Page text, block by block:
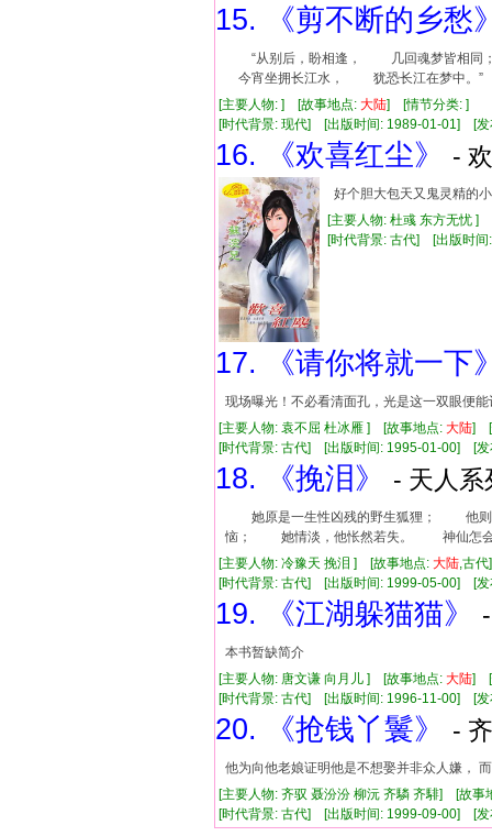
15. 《剪不断的乡愁
“从别后，盼相逢， 几回魂梦皆相
今宵坐拥长江水， 犹恐长江在梦中。”
[主要人物: ] [故事地点: 大陆] [情节分类: ]
[时代背景: 现代] [出版时间: 1989-01-01] [
16. 《欢喜红尘》 -
好个胆大包天又鬼灵精的
[主要人物: 杜彧 东方无忧 ]
[时代背景: 古代] [出版时
17. 《请你将就一下
现场曝光！不必看清面孔，光是这一双眼
[主要人物: 袁不屈 杜冰雁 ] [故事地点: 大陆] [
[时代背景: 古代] [出版时间: 1995-01-00] [
18. 《挽泪》 - 天人
她原是一生性凶残的野生狐狸； 他
恼； 她情淡，他怅然若失。 神仙怎会
[主要人物: 冷豫天 挽泪 ] [故事地点: 大陆,古
[时代背景: 古代] [出版时间: 1999-05-00] [
19. 《江湖躲猫猫》
本书暂缺简介
[主要人物: 唐文谦 向月儿 ] [故事地点: 大陆] [
[时代背景: 古代] [出版时间: 1996-11-00] [
20. 《抢钱丫鬟》 -
他为向他老娘证明他是不想娶并非众人嫌，
[主要人物: 齐驭 聂汾汾 柳沅 齐驎 齐騑] [故事
[时代背景: 古代] [出版时间: 1999-09-00] [